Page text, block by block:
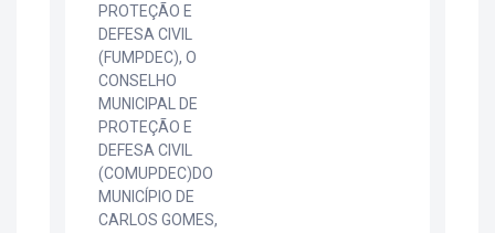
PROTEÇÃO E
DEFESA CIVIL
(FUMPDEC), O
CONSELHO
MUNICIPAL DE
PROTEÇÃO E
DEFESA CIVIL
(COMUPDEC)DO
MUNICÍPIO DE
CARLOS GOMES,